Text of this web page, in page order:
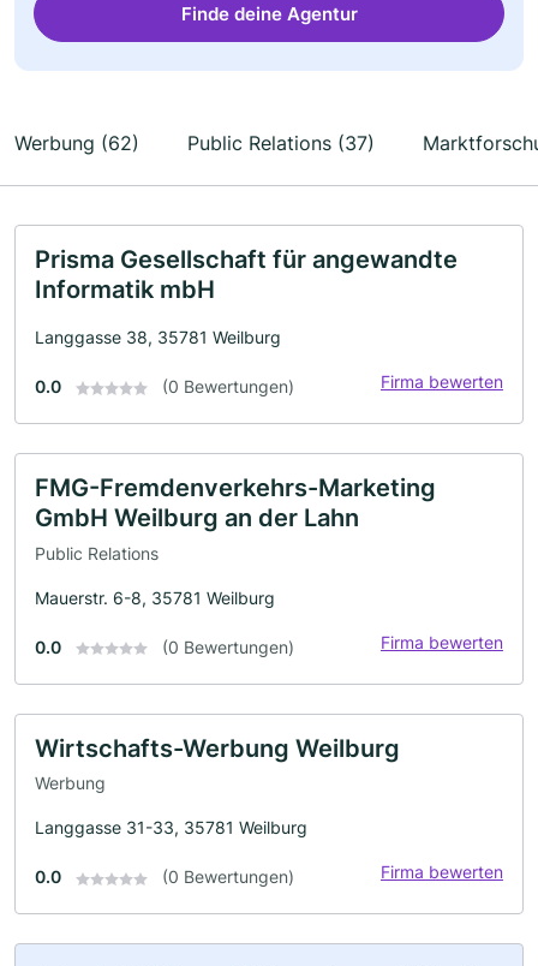
Finde deine Agentur
Werbung (62) Public Relations (37)
Prisma Gesellschaft für angewandte
Informatik mbH
Langgasse 38, 35781 Weilburg
0.0 (0 Bewertungen) Firma bewerten
FMG-Fremdenverkehrs-Marketing
GmbH Weilburg an der Lahn
Public Relations
Mauerstr. 6-8, 35781 Weilburg
0.0 (0 Bewertungen) Firma bewerten
Wirtschafts-Werbung Weilburg
Werbung
Langgasse 31-33, 35781 Weilburg
0.0 (0 Bewertungen) Firma bewerten